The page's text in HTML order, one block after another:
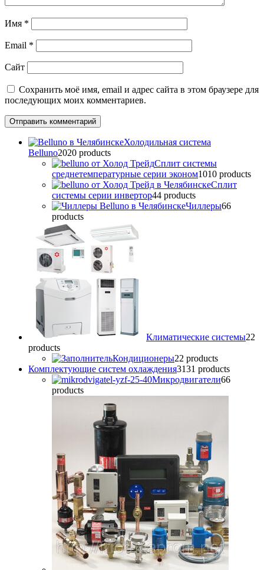
Имя *
Email *
Сайт
Сохранить моё имя, email и адрес сайта в этом браузере для
последующих моих комментариев.
Холодильная система
Belluno2020 products
Сплит системы
среднетемпературные серии эконом1010 products
Сплит
системы серии инвертор44 products
Чиллеры66
products
Климатические системы22
products
Кондиционеры22 products
Комплектующие систем охлаждения3131 products
Микродвигатели66
products